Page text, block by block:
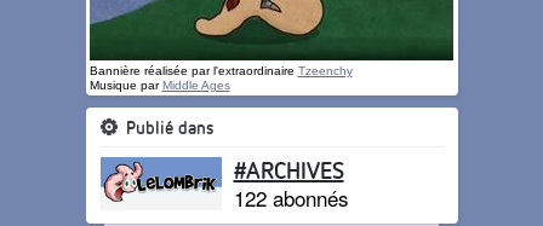
Bannière réalisée par l'extraordinaire Tzeenchy
Musique parMiddle Ages
Publié dans
#ARCHIVES
122 abonnés